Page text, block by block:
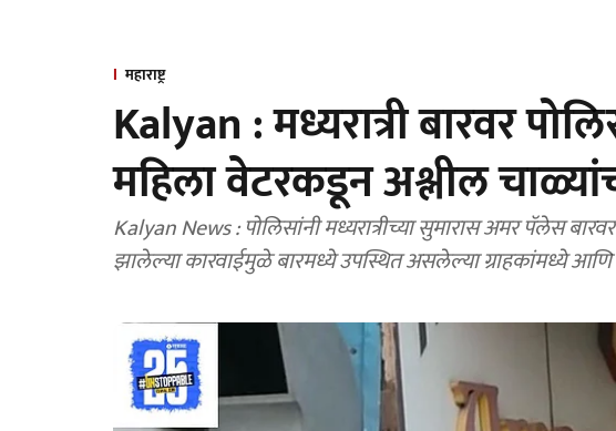
महाराष्ट्र
Kalyan : मध्यरात्री बारवर
महिला वेटरकडून अश्लील
Kalyan News : पोलिसांनी मध्यरात्रीच्या सुमारास अमर पॅलेस
झालेल्या कारवाईमुळे बारमध्ये उपस्थित असलेल्या ग्राहकांमध्ये